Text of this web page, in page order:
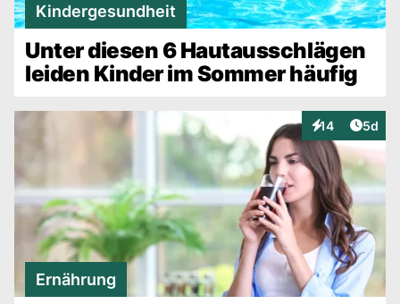
Kindergesundheit
Unter diesen 6 Hautausschlägen
leiden Kinder im Sommer häufig
14
Interaktionen
5d
Ernährung